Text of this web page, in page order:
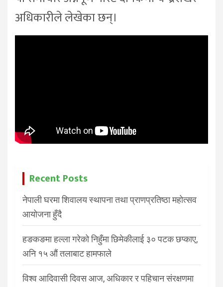
अधिकारीले लेखेका छन्।
Recent Posts
नेपाली घरमा शिवालय स्थापना तथा प्राणप्रतिष्ठा महोत्सव
आयोजना हुँदै
हङकङमा हल्ला गरेको निहुँमा छिमेकीलाई ३० पटक छप्काए,
अनि १५ औं तलाबाट हामफाले
विश्व आदिवासी दिवस आज, अधिकार र पहिचान संरक्षणमा